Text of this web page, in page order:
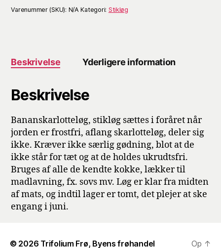
Varenummer (SKU): N/A Kategori: Stikløg
Beskrivelse Yderligere information
Beskrivelse
Bananskarlotteløg, stikløg sættes i foråret når
jorden er frostfri, aflang skarlotteløg, deler sig
ikke. Kræver ikke særlig gødning, blot at de
ikke står for tæt og at de holdes ukrudtsfri.
Bruges af alle de kendte kokke, lækker til
madlavning, fx. sovs mv. Løg er klar fra midten
af mats, og indtil lager er tomt, det plejer at ske
engang i juni.
© 2026 Trifolium Frø, Byens frøhandel Op ↑